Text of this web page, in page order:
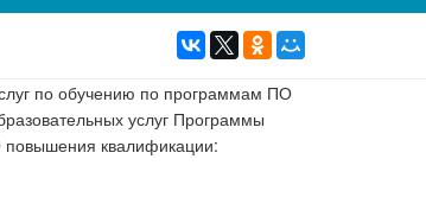
по обучению по программам ПО
услуг Программы
квалификации: